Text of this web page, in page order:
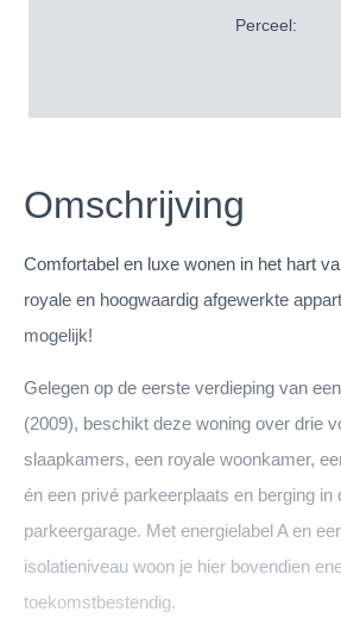
Perceel:
Omschrijving
Comfortabel en luxe wonen in het hart
royale en hoogwaardig afgewerkte
mogelijk!
Gelegen op de eerste verdieping van
(2009), beschikt deze woning over drie
slaapkamers, een royale woonkamer,
én een privé parkeerplaats en berging in
parkeergarage. Met energielabel A en
isolatieniveau woon je hier bovendien
toekomstbestendig.